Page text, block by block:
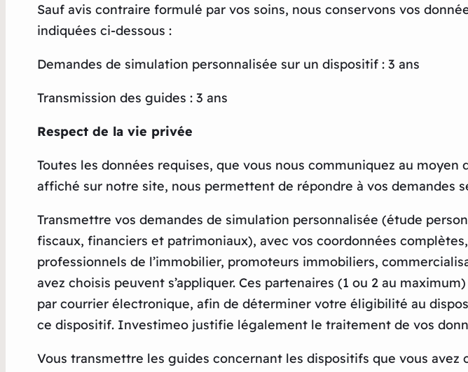
Sauf avis contraire formulé par vos soins, nous conservons vos
indiquées ci-dessous :
Demandes de simulation personnalisée sur un dispositif : 3 ans
Transmission des guides : 3 ans
Respect de la vie privée
Toutes les données requises, que vous nous communiquez au
affiché sur notre site, nous permettent de répondre à vos demandes
Transmettre vos demandes de simulation personnalisée (étude
fiscaux, financiers et patrimoniaux), avec vos coordonnées
professionnels de l’immobilier, promoteurs immobiliers,
avez choisis peuvent s’appliquer. Ces partenaires (1 ou 2 au
par courrier électronique, afin de déterminer votre éligibilité au
ce dispositif. Investimeo justifie légalement le traitement de vos
Vous transmettre les guides concernant les dispositifs que vous avez